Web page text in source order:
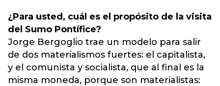
¿Para usted, cuál es el propósito de la visita
del Sumo Pontífice?
Jorge Bergoglio trae un modelo para salir
de dos materialismos fuertes: el capitalista,
y el comunista y socialista, que al final es la
misma moneda, porque son materialistas: